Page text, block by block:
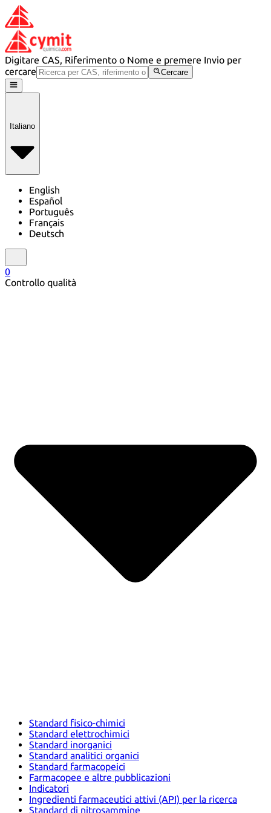
Digitare CAS, Riferimento o Nome e premere Invio per
cercare
Cercare
Italiano
English
Español
Português
Français
Deutsch
0
Controllo qualità
Standard fisico-chimici
Standard elettrochimici
Standard inorganici
Standard analitici organici
Standard farmacopeici
Farmacopee e altre pubblicazioni
Indicatori
Ingredienti farmaceutici attivi (API) per la ricerca
Standard di nitrosammine